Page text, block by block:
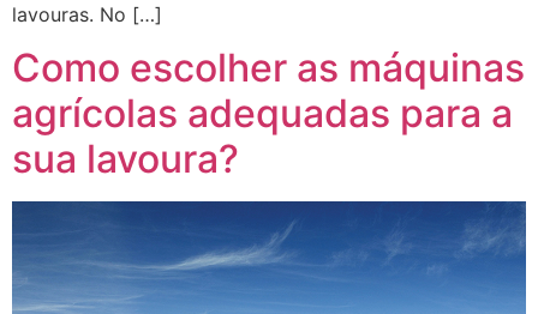
lavouras. No […]
Como escolher as máquinas
agrícolas adequadas para a
sua lavoura?